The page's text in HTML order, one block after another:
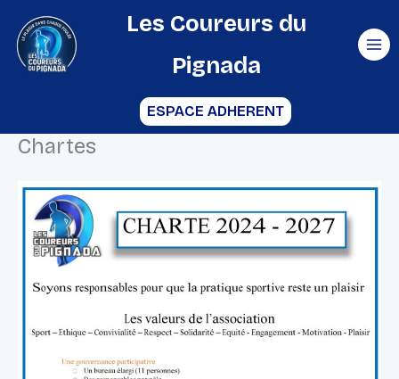
contenu
Les Coureurs du
Pignada
ESPACE ADHERENT
Chartes